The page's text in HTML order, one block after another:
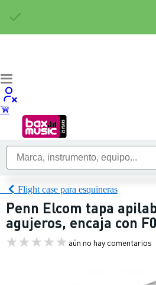
Flight case para esquineras
Penn Elcom tapa
agujeros, encaja con
aún no hay comentarios